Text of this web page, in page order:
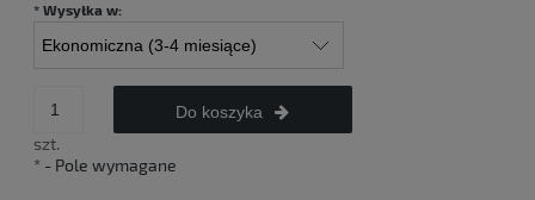
* Wysyłka w:
szt.
Do koszyka
* - Pole wymagane